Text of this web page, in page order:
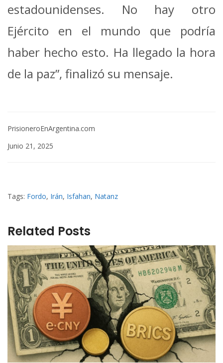
estadounidenses. No hay otro
Ejército en el mundo que podría
haber hecho esto. Ha llegado la hora
de la paz”, finalizó su mensaje.
PrisioneroEnArgentina.com
Junio 21, 2025
Tags: Fordo, Irán, Isfahan, Natanz
Related Posts